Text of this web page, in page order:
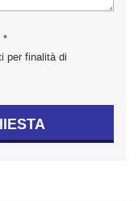
*
per finalità di